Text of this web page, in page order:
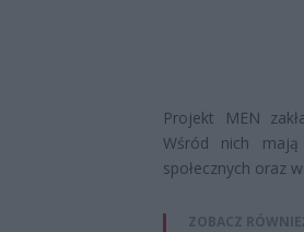
Projekt MEN
Wśród nich mają
społecznych oraz
ZOBACZ